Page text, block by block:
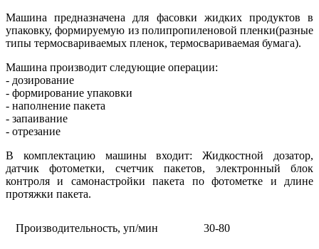
Машина предназначена для фасовки жидких продуктов в
упаковку, формируемую из полипропиленовой пленки(разные
типы термосвариваемых пленок, термосвариваемая бумага).
Машина производит следующие операции:
- дозирование
- формирование упаковки
- наполнение пакета
- запаивание
- отрезание
В комплектацию машины входит: Жидкостной дозатор,
датчик фотометки, счетчик пакетов, электронный блок
контроля и самонастройки пакета по фотометке и длине
протяжки пакета.
Производительность, уп/мин 30-80